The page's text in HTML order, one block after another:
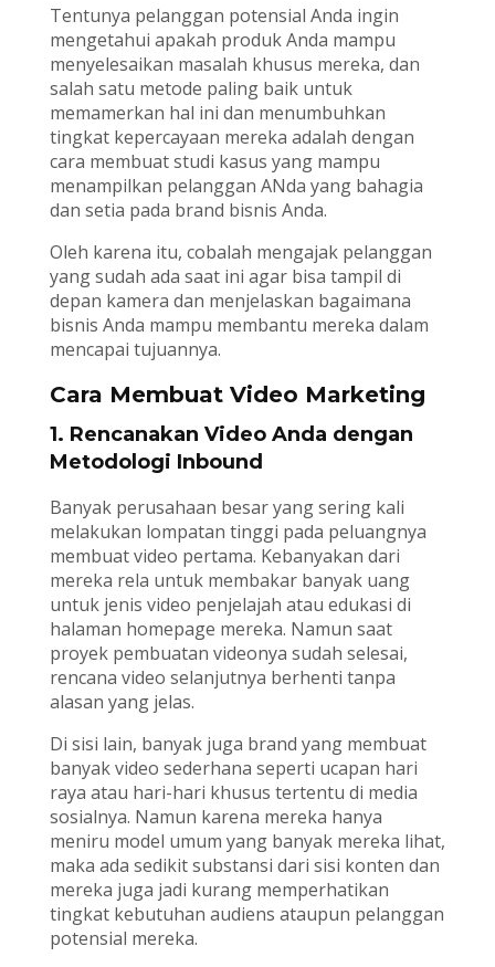
Tentunya pelanggan potensial Anda ingin
mengetahui apakah produk Anda mampu
menyelesaikan masalah khusus mereka, dan
salah satu metode paling baik untuk
memamerkan hal ini dan menumbuhkan
tingkat kepercayaan mereka adalah dengan
cara membuat studi kasus yang mampu
menampilkan pelanggan ANda yang bahagia
dan setia pada brand bisnis Anda.
Oleh karena itu, cobalah mengajak pelanggan
yang sudah ada saat ini agar bisa tampil di
depan kamera dan menjelaskan bagaimana
bisnis Anda mampu membantu mereka dalam
mencapai tujuannya.
Cara Membuat Video Marketing
1. Rencanakan Video Anda dengan
Metodologi Inbound
Banyak perusahaan besar yang sering kali
melakukan lompatan tinggi pada peluangnya
membuat video pertama. Kebanyakan dari
mereka rela untuk membakar banyak uang
untuk jenis video penjelajah atau edukasi di
halaman homepage mereka. Namun saat
proyek pembuatan videonya sudah selesai,
rencana video selanjutnya berhenti tanpa
alasan yang jelas.
Di sisi lain, banyak juga brand yang membuat
banyak video sederhana seperti ucapan hari
raya atau hari-hari khusus tertentu di media
sosialnya. Namun karena mereka hanya
meniru model umum yang banyak mereka lihat,
maka ada sedikit substansi dari sisi konten dan
mereka juga jadi kurang memperhatikan
tingkat kebutuhan audiens ataupun pelanggan
potensial mereka.